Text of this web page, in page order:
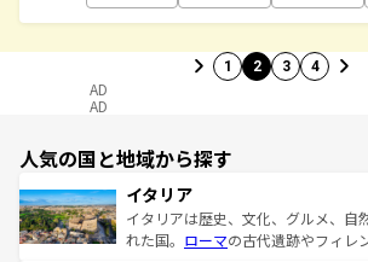
1 2 3 4
AD
AD
人気の国と地域から探す
イタリア
イタリアは歴史、文化、グルメ、自
れた国。 ローマの古代遺跡やフィレ